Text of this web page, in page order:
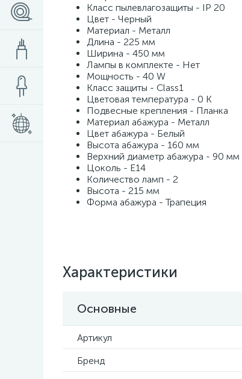
Класс пылевлагозащиты - IP 20
Цвет - Черный
Материал - Металл
Длина - 225 мм
Ширина - 450 мм
Лампы в комплекте - Нет
Мощность - 40 W
Класс защиты - Class1
Цветовая температура - 0 K
Подвесные крепления - Планка
Материал абажура - Металл
Цвет абажура - Белый
Высота абажура - 160 мм
Верхний диаметр абажура - 90 мм
Цоколь - E14
Количество ламп - 2
Высота - 215 мм
Форма абажура - Трапеция
Характеристики
Основные
Артикул
Бренд